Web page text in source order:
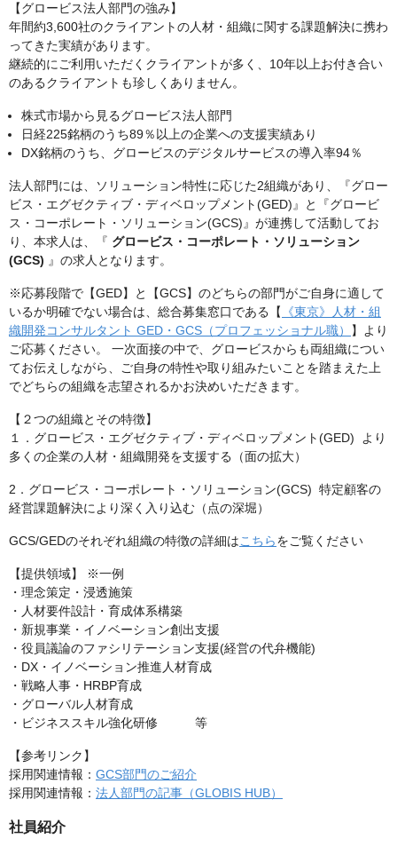
【グロービス法人部門の強み】
年間約3,600社のクライアントの人材・組織に関する課題解決に携わ
ってきた実績があります。
継続的にご利用いただくクライアントが多く、10年以上お付き合い
のあるクライアントも珍しくありません。
株式市場から見るグロービス法人部門
日経225銘柄のうち89％以上の企業への支援実績あり
DX銘柄のうち、グロービスのデジタルサービスの導入率94％
法人部門には、ソリューション特性に応じた2組織があり、『グロー
ビス・エグゼクティブ・ディベロップメント(GED)』と『グロービ
ス・コーポレート・ソリューション(GCS)』が連携して活動してお
り、本求人は、『 グロービス・コーポレート・ソリューション
(GCS) 』の求人となります。
※応募段階で【GED】と【GCS】のどちらの部門がご自身に適して
いるか明確でない場合は、総合募集窓口である【
《東京》人材・組
織開発コンサルタント GED・GCS（プロフェッショナル職）
】より
ご応募ください。 一次面接の中で、グロービスからも両組織につい
てお伝えしながら、ご自身の特性や取り組みたいことを踏まえた上
でどちらの組織を志望されるかお決めいただきます。
【２つの組織とその特徴】
１．グロービス・エグゼクティブ・ディベロップメント(GED) より
多くの企業の人材・組織開発を支援する（面の拡大）
2．グロービス・コーポレート・ソリューション(GCS) 特定顧客の
経営課題解決により深く入り込む（点の深堀）
GCS/GEDのそれぞれ組織の特徴の詳細はこちらをご覧ください
【提供領域】 ※一例
・理念策定・浸透施策
・人材要件設計・育成体系構築
・新規事業・イノベーション創出支援
・役員議論のファシリテーション支援(経営の代弁機能)
・DX・イノベーション推進人材育成
・戦略人事・HRBP育成
・グローバル人材育成
・ビジネススキル強化研修 等
【参考リンク】
採用関連情報： GCS部門のご紹介
採用関連情報： 法人部門の記事（GLOBIS HUB）
社員紹介